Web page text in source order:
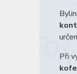
Při